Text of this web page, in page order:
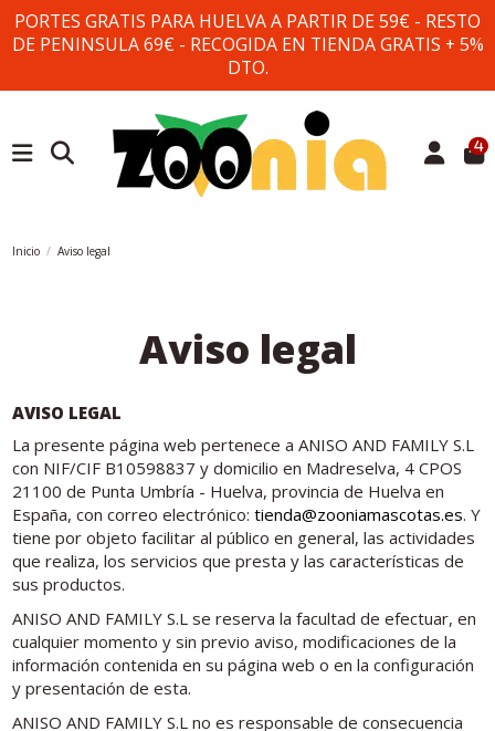
PORTES GRATIS PARA HUELVA A PARTIR DE 59€ - RESTO
DE PENINSULA 69€ - RECOGIDA EN TIENDA GRATIS + 5%
DTO.
4
Inicio Aviso legal
Aviso legal
AVISO LEGAL
La presente página web pertenece a ANISO AND FAMILY S.L
con NIF/CIF B10598837 y domicilio en Madreselva, 4 CPOS
21100 de Punta Umbría - Huelva, provincia de Huelva en
España, con correo electrónico: tienda@zooniamascotas.es. Y
tiene por objeto facilitar al público en general, las actividades
que realiza, los servicios que presta y las características de
sus productos.
ANISO AND FAMILY S.L se reserva la facultad de efectuar, en
cualquier momento y sin previo aviso, modificaciones de la
información contenida en su página web o en la configuración
y presentación de esta.
ANISO AND FAMILY S.L no es responsable de consecuencia